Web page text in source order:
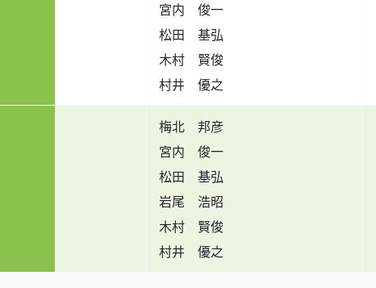
宮内 俊一
松田 基弘
木村 賢俊
村井 優之
梅北 邦彦
宮内 俊一
松田 基弘
岩尾 浩昭
木村 賢俊
村井 優之